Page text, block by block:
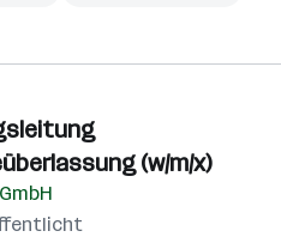
(w/m/x)